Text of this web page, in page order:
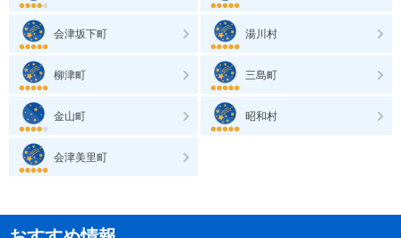
会津坂下町 湯川村
柳津町 三島町
金山町 昭和村
会津美里町